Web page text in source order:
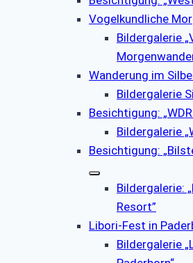
Vogelkundliche
Bildergalerie
Wanderung im
Bildergalerie
Besichtigung:
Bildergalerie
Besichtigung:
Bildergalerie:
Resort”
Libori-Fest in
Bildergalerie